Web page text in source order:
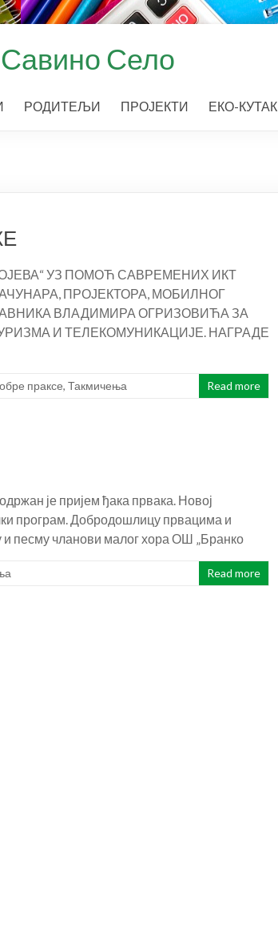
Село
РОДИТЕЉИ ПРОЈЕКТИ ЕКО-КУТАК
УЗ ПОМОЋ САВРЕМЕНИХ ИКТ
ПРОЈЕКТОРА, МОБИЛНОГ
ВЛАДИМИРА ОГРИЗОВИЋА ЗА
И ТЕЛЕКОМУНИКАЦИЈЕ. НАГРАДЕ
праксе, Такмичења Read more
је пријем ђака првака. Новој
програм. Добродошлицу првацима и
и песму чланови малог хора ОШ „Бранко
Read more